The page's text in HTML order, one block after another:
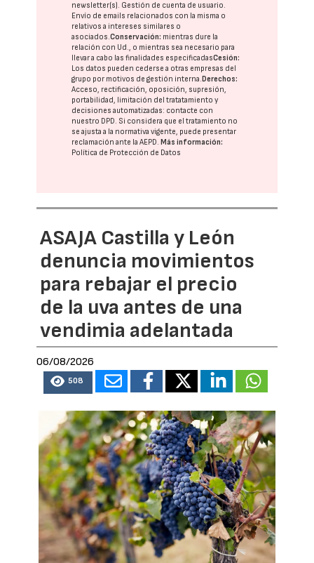
newsletter(s). Gestión de cuenta de usuario.
Envío de emails relacionados con la misma o
relativos a intereses similares o
asociados.Conservación: mientras dure la
relación con Ud., o mientras sea necesario para
llevar a cabo las finalidades especificadasCesión:
Los datos pueden cederse a otras empresas del
grupo por motivos de gestión interna. Derechos:
Acceso, rectificación, oposición, supresión,
portabilidad, limitación del tratatamiento y
decisiones automatizadas: contacte con
nuestro DPD. Si considera que el tratamiento no
se ajusta a la normativa vigente, puede presentar
reclamación ante laAEPD. Más información:
Política de Protección de Datos
ASAJA Castilla y León
denuncia movimientos
para rebajar el precio
de la uva antes de una
vendimia adelantada
06/08/2026
508